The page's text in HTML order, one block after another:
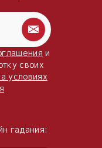
и
своих
условиях
гадания: